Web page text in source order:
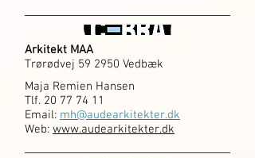
Arkitekt MAA
Trørødvej 59 2950 Vedbæk
Maja Remien Hansen
Tlf. 20 77 74 11
Email: mh@audearkitekter.dk
Web: www.audearkitekter.dk